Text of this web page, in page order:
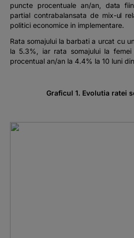
puncte procentuale an/an, data
partial contrabalansata de mix-ul
politici economice in implementare.
Rata somajului la barbati a urcat cu
la 5.3%, iar rata somajului la
procentual an/an la 4.4% la 10 luni
Graficul 1. Evolutia ratei